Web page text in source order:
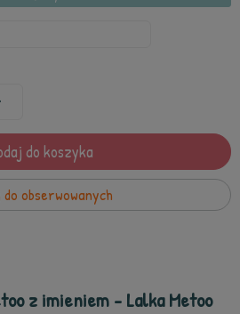
do koszyka
do obserwowanych
z imieniem - Lalka Metoo